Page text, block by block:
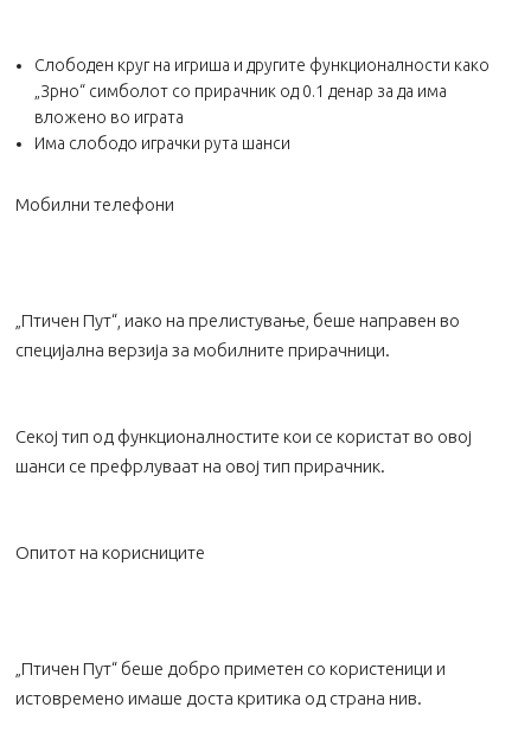
Слободен круг на игриша и другите функционалности како
„Зрно“ симболот со прирачник од 0.1 денар за да има
вложено во играта
Има слободо играчки рута шанси
Мобилни телефони
„Птичен Пут“, иако на прелистување, беше направен во
специјална верзија за мобилните прирачници.
Секој тип од функционалностите кои се користат во овој
шанси се префрлуваат на овој тип прирачник.
Опитот на корисниците
„Птичен Пут“ беше добро приметен со користеници и
истовремено имаше доста критика од страна нив.